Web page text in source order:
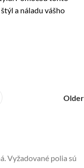
a náladu vášho
Older
Vyžadované polia sú